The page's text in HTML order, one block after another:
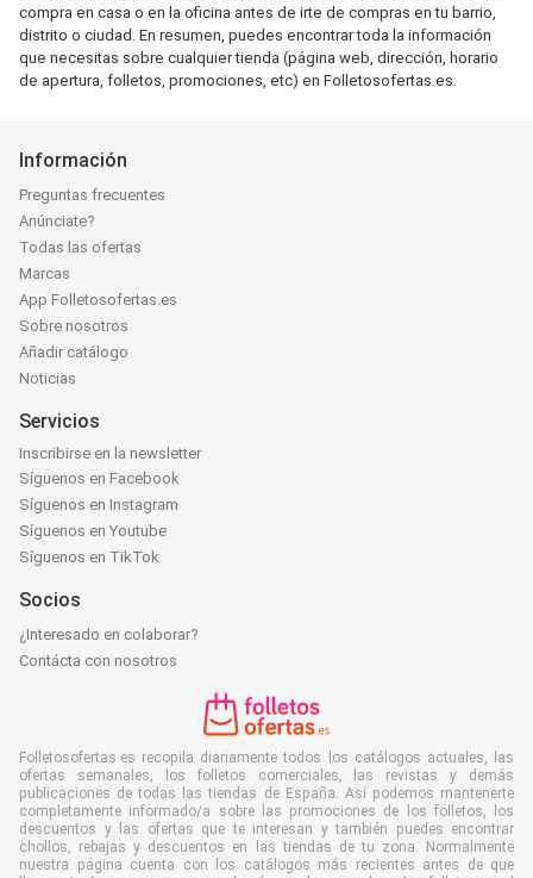
compra en casa o en la oficina antes de irte de compras en tu barrio,
distrito o ciudad. En resumen, puedes encontrar toda la información
que necesitas sobre cualquier tienda (página web, dirección, horario
de apertura, folletos, promociones, etc) en Folletosofertas.es.
Información
Preguntas frecuentes
Anúnciate?
Todas las ofertas
Marcas
App Folletosofertas.es
Sobre nosotros
Añadir catálogo
Noticias
Servicios
Inscribirse en la newsletter
Síguenos en Facebook
Síguenos en Instagram
Síguenos en Youtube
Síguenos en TikTok
Socios
¿Interesado en colaborar?
Contácta con nosotros
Folletosofertas.es recopila diariamente todos los catálogos actuales, las
ofertas semanales, los folletos comerciales, las revistas y demás
publicaciones de todas las tiendas de España. Así podemos mantenerte
completamente informado/a sobre las promociones de los folletos, los
descuentos y las ofertas que te interesan y también puedes encontrar
chollos, rebajas y descuentos en las tiendas de tu zona. Normalmente
nuestra página cuenta con los catálogos más recientes antes de que